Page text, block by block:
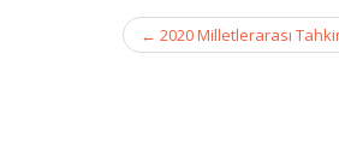
Post
navigation
← 2020 Milletlerarası